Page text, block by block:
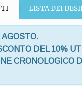
LISTA DEI
DEL 10%
CRONOLOGICO